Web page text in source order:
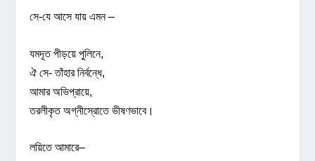
সে-যে আসে যায় এমন –
যমদূত পীড়য়ে পুলিনে,
ঐ সে- তাঁহার নির্বন্ধে,
আমার অভিপ্রায়ে,
তরলীকৃত অগ্নীস্রোতে ভীষণভাবে।
লয়িতে আমারে–